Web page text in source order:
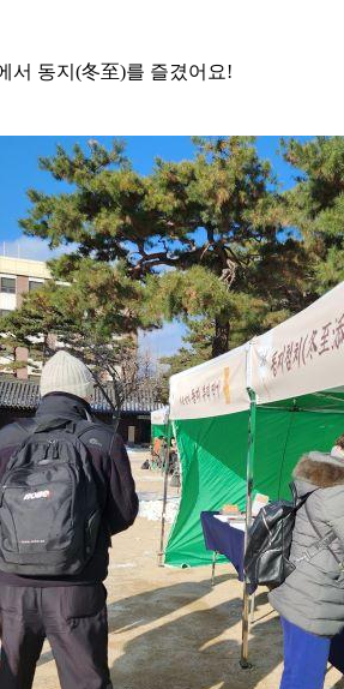
서 동지(冬至)를 즐겼어요!